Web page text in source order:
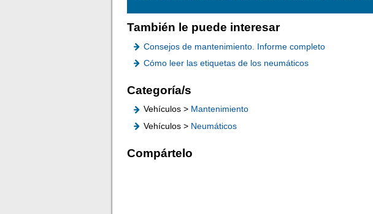
También le puede interesar
Consejos de mantenimiento. Informe completo
Cómo leer las etiquetas de los neumáticos
Categoría/s
Vehículos > Mantenimiento
Vehículos > Neumáticos
Compártelo